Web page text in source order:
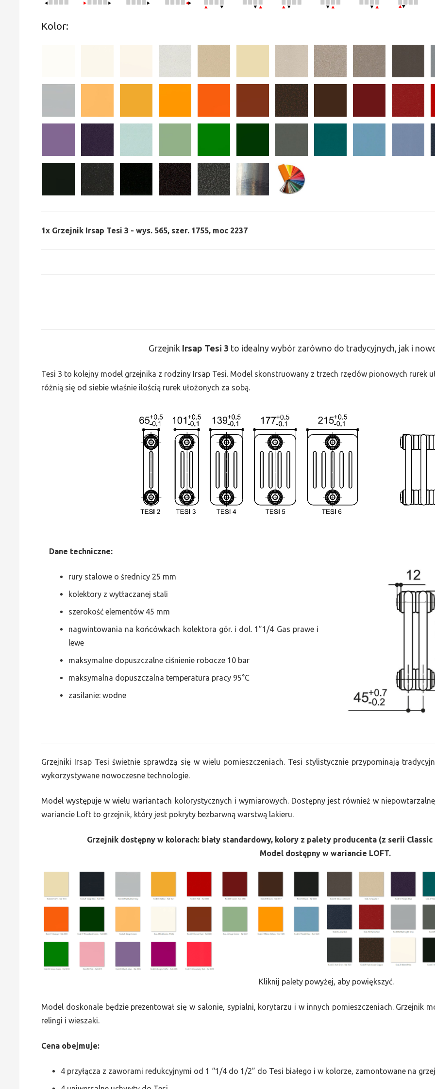
Kolor:
1x Grzejnik Irsap Tesi 3 - wys. 565, szer. 1755, moc 2237
Grzejnik Irsap Tesi 3 to idealny wybór zarówno do tradycyjnych, jak i
Tesi 3 to kolejny model grzejnika z rodziny Irsap Tesi. Model skonstruowany z trzech rzędów pionowych rurek
różnią się od siebie właśnie ilością rurek ułożonych za sobą.
Dane techniczne:
rury stalowe o średnicy 25 mm
kolektory z wytłaczanej stali
szerokość elementów 45 mm
nagwintowania na końcówkach kolektora gór. i dol. 1”1/4 Gas prawe i
lewe
maksymalne dopuszczalne ciśnienie robocze 10 bar
maksymalna dopuszczalna temperatura pracy 95°C
zasilanie: wodne
Grzejniki Irsap Tesi świetnie sprawdzą się w wielu pomieszczeniach. Tesi stylistycznie przypominają
wykorzystywane nowoczesne technologie.
Model występuje w wielu wariantach kolorystycznych i wymiarowych. Dostępny jest również w
wariancie Loft to grzejnik, który jest pokryty bezbarwną warstwą lakieru.
Grzejnik dostępny w kolorach: biały standardowy, kolory z palety producenta (z serii
Model dostępny w wariancie LOFT.
Kliknij palety powyżej, aby powiększyć.
Model doskonale będzie prezentował się w salonie, sypialni, korytarzu i w innych pomieszczeniach. Grzejnik
relingi i wieszaki.
Cena obejmuje:
4 przyłącza z zaworami redukcyjnymi od 1 “1/4 do 1/2” do Tesi białego i w kolorze, zamontowane na